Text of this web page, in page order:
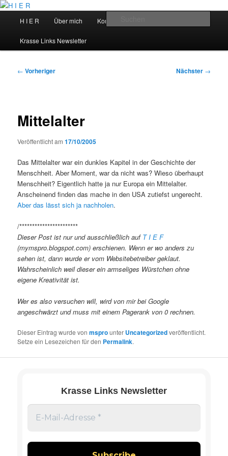
Zum
springenH I E R
H I E R Über mich Kontakt
Krasse Links Newsletter
Beitragsnavigation
← Vorheriger Nächster →
Mittelalter
Veröffentlicht am17/10/2005
Das Mittelalter war ein dunkles Kapitel in der Geschichte der
Menschheit. Aber Moment, war da nicht was? Wieso überhaupt
Menschheit? Eigentlich hatte ja nur Europa ein Mittelalter.
Anscheinend finden das mache in den USA zutiefst ungerecht.
Aber das lässt sich ja nachholen.
/***********************
Dieser Post ist nur und ausschließlich auf T I E F
(mymspro.blogspot.com) erschienen. Wenn er wo anders zu
sehen ist, dann wurde er vom Websitebetreiber geklaut.
Wahrscheinlich weil dieser ein armseliges Würstchen ohne
eigene Kreativität ist.
Wer es also versuchen will, wird von mir bei Google
angeschwärzt und muss mit einem Pagerank von 0 rechnen.
Dieser Eintrag wurde vonmsprounter Uncategorizedveröffentlicht.
Setze ein Lesezeichen für den Permalink.
Krasse Links Newsletter